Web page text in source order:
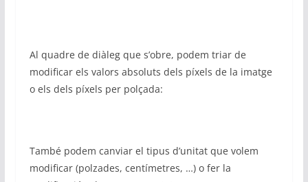
Al quadre de diàleg que s’obre, podem triar de
modificar els valors absoluts dels píxels de la imatge
o els dels píxels per polçada:
També podem canviar el tipus d’unitat que volem
modificar (polzades, centímetres, …) o fer la